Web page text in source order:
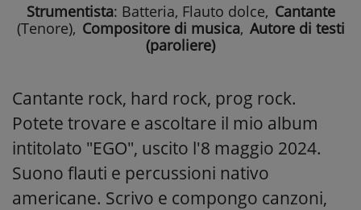
Strumentista: Batteria, Flauto dolce, Cantante
(Tenore), Compositore di musica, Autore di testi
(paroliere)
Cantante rock, hard rock, prog rock.
Potete trovare e ascoltare il mio album
intitolato "EGO", uscito l'8 maggio 2024.
Suono flauti e percussioni nativo
americane. Scrivo e compongo canzoni,